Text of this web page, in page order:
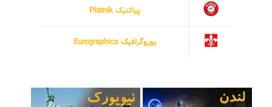
پیاتنیک Piatnik
یوروگرافیک Eurographics